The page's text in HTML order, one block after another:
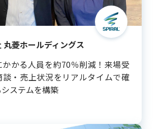
丸菱ホールディングス
かかる人員を約70％削減！来場受
・売上状況をリアルタイムで確
ステムを構築